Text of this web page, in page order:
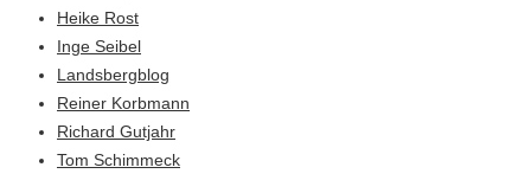
Heike Rost
Inge Seibel
Landsbergblog
Reiner Korbmann
Richard Gutjahr
Tom Schimmeck